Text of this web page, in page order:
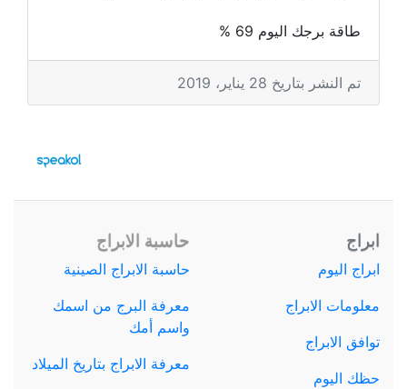
طاقة برجك اليوم 69 %
تم النشر بتاريخ 28 يناير، 2019
ابراج
ابراج اليوم
معلومات الابراج
توافق الابراج
حظك اليوم
حاسبة الابراج
حاسبة الابراج الصينية
معرفة البرج من اسمك
واسم أمك
معرفة الابراج بتاريخ الميلاد